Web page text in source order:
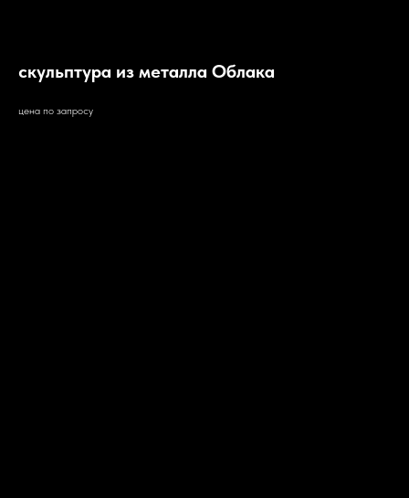
скульптура из металла Облака
цена по запросу